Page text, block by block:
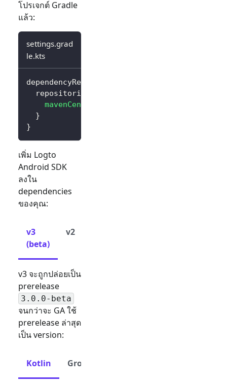
โปรเจกต์ Gradle
แล้ว:
settings.grad
le.kts
dependencyResolutionManagement
  repositories
mavenCentral
}
}
เพิ่ม Logto
Android SDK
ลงใน
dependencies
ของคุณ:
v3
(beta)
v2
v3 จะถูกปล่อยเป็น
prerelease
3.0.0-beta
จนกว่าจะ GA ใช้
prerelease ล่าสุด
เป็น version:
Kotlin Groovy